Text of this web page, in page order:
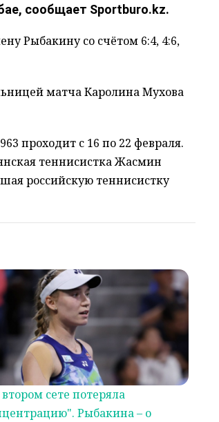
сообщает Sportburo.kz.
Рыбакину со счётом 6:4, 4:6,
матча Каролина Мухова
проходит с 16 по 22 февраля.
теннисистка Жасмин
российскую теннисистку
сете потеряла
Рыбакина – о